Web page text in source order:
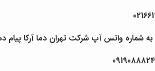
واتس آپ شرکت تهران دما آرکا پیام